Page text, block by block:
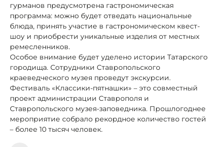
гурманов предусмотрена гастрономическая
программа: можно будет отведать национальные
блюда, принять участие в гастрономическом квест-
шоу и приобрести уникальные изделия от местных
ремесленников.
Особое внимание будет уделено истории Татарского
городища. Сотрудники Ставропольского
краеведческого музея проведут экскурсии.
Фестиваль «Классики-пятнашки» – это совместный
проект администрации Ставрополя и
Ставропольского музея-заповедника. Прошлогоднее
мероприятие собрало рекордное количество гостей
– более 10 тысяч человек.